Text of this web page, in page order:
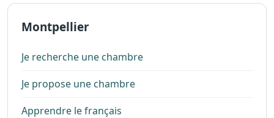
Montpellier
Je recherche une chambre
Je propose une chambre
Apprendre le français